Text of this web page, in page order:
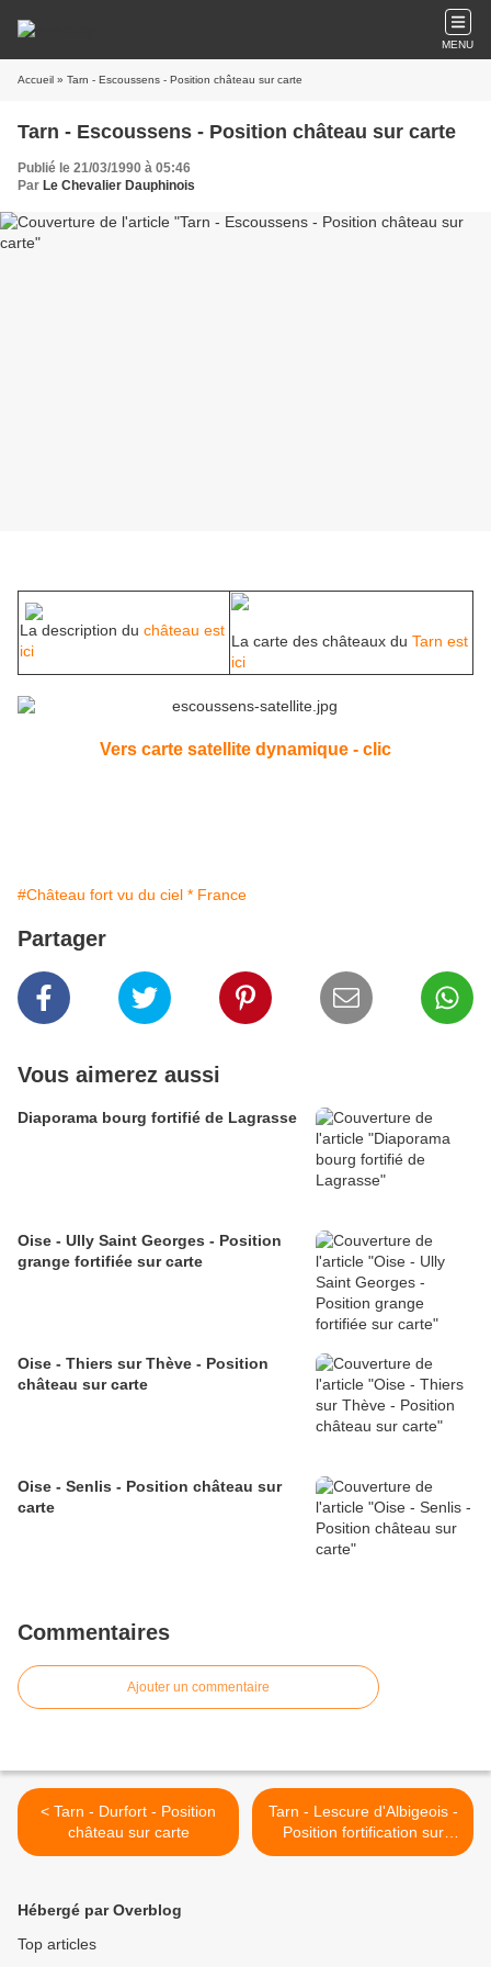
MENU
Accueil » Tarn - Escoussens - Position château sur carte
Tarn - Escoussens - Position château sur carte
Publié le 21/03/1990 à 05:46
Par Le Chevalier Dauphinois
La description du château est
ici
La carte des châteaux du Tarn est
ici
Vers carte satellite dynamique - clic
#Château fort vu du ciel * France
Partager
Vous aimerez aussi
Diaporama bourg fortifié de Lagrasse
Oise - Ully Saint Georges - Position
grange fortifiée sur carte
Oise - Thiers sur Thève - Position
château sur carte
Oise - Senlis - Position château sur
carte
Commentaires
Ajouter un commentaire
< Tarn - Durfort - Position
château sur carte
Tarn - Lescure d'Albigeois -
Position fortification sur
carte >
Hébergé par Overblog
Top articles